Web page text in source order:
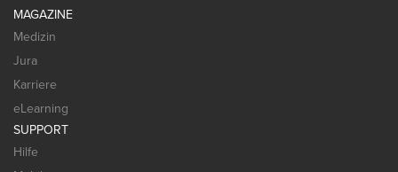
MAGAZINE
Medizin
Jura
Karriere
eLearning
SUPPORT
Hilfe